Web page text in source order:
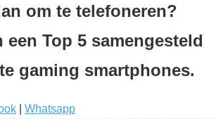
om te telefoneren?
een Top 5 samengesteld
gaming smartphones.
Whatsapp